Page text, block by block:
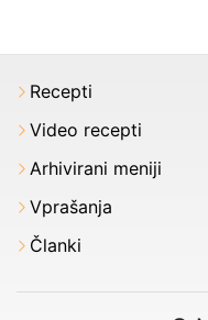
Recepti
Video recepti
Arhivirani meniji
Vprašanja
Članki